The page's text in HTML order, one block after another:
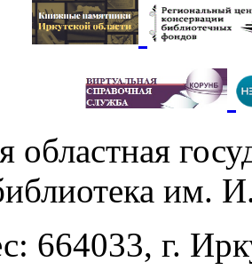
областная
им.
664033, г.